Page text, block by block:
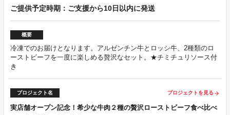
ご提供予定時期：ご支援から10日以内に発送
概要
冷凍でのお届けとなります。アルゼンチン牛とロッシ牛、2種類のロ
ーストビーフを一度に楽しめる贅沢なセット。★チミチュリソース付
き
プロジェクト名 プロジェクトを見る arrow_forward
実店舗オープン記念！希少な牛肉２種の贅沢ローストビーフ食べ比べ